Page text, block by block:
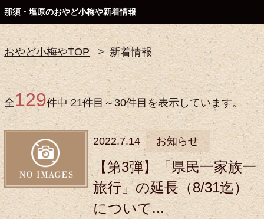
那須・塩原のおやど小梅や新着情報
おやど小梅やTOP 新着情報
全129件中 21件目～30件目を表示しています。
2022.7.14 お知らせ
【第3弾】「県民一家族一
旅行」の延長（8/31迄）
について...